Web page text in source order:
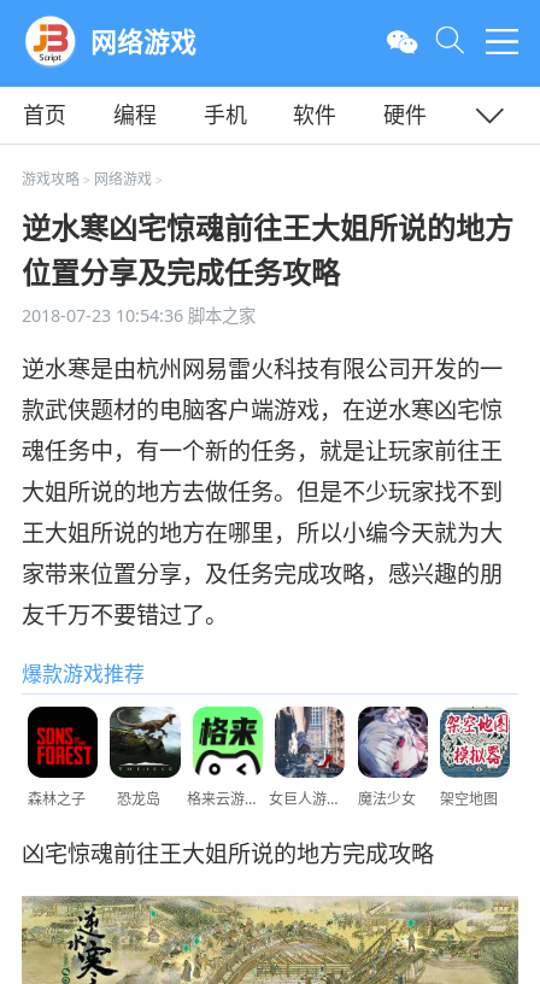
网络游戏
首页 编程 手机 软件
硬件
教程
平面
游戏攻略> 网络游戏>
逆水寒凶宅惊魂前往王大姐所说的地方
位置分享及完成任务攻略
2018-07-23 10:54:36脚本之家
逆水寒是由杭州网易雷火科技有限公司开发的一
款武侠题材的电脑客户端游戏，在逆水寒凶宅惊
魂任务中，有一个新的任务，就是让玩家前往王
大姐所说的地方去做任务。但是不少玩家找不到
王大姐所说的地方在哪里，所以小编今天就为大
家带来位置分享，及任务完成攻略，感兴趣的朋
友千万不要错过了。
爆款游戏推荐
森林之子 恐龙岛 格来云游戏 女巨人游乐场 魔法少女 架空地图
凶宅惊魂前往王大姐所说的地方完成攻略